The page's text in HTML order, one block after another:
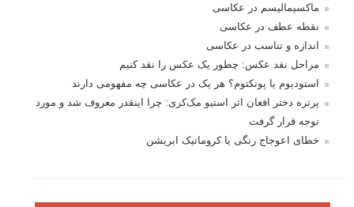
ماکسیمالیسم در عکاسی
نقطه عطف در عکاسی
اندازه و تناسب در عکاسی
مراحل نقد عکس: چطور یک عکس را نقد کنیم
استودیوم یا پونکتوم؟ هر یک در عکاسی چه مفهومی دارند
پرتره دختر افغان اثر استیو مک‌کری: چرا اینقدر معروف شد و مورد
توجه قرار گرفت
خطای اعوجاج رنگی یا کروماتیک ابریشن